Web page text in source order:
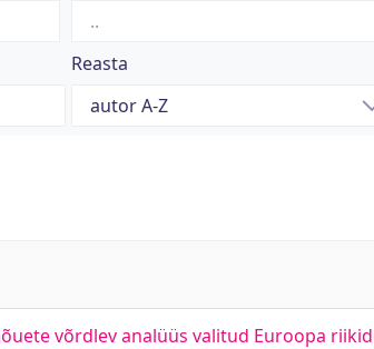
Reasta
võrdlev analüüs valitud Euroopa